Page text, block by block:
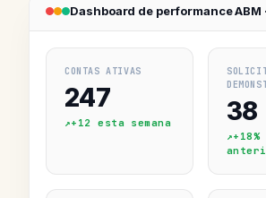
Dashboard de performance ABM
CONTAS ATIVAS
247
+12 esta semana 38